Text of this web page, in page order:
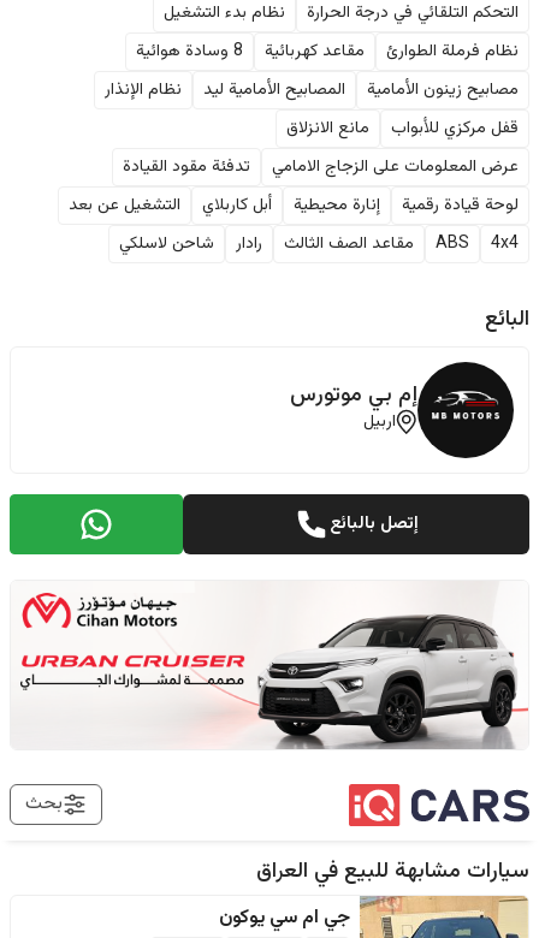
التحكم التلقائي في درجة الحرارة
نظام بدء التشغيل
نظام فرملة الطوارئ
مقاعد كهربائية
8 وسادة هوائية
مصابيح زينون الأمامية
المصابيح الأمامية ليد
نظام الإنذار
قفل مركزي للأبواب
مانع الانزلاق
عرض المعلومات على الزجاج الامامي
تدفئة مقود القيادة
لوحة قيادة رقمية
إنارة محيطية أبل كاربلاي
التشغيل عن بعد
4x4
ABS مقاعد الصف الثالث رادار شاحن لاسلكي
البائع
إم بي موتورس
اربيل
إتصل بالبائع
بحث
سيارات مشابهة للبيع في العراق
جي ام سي يوكون